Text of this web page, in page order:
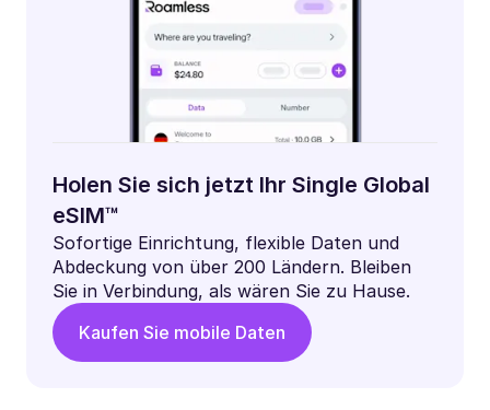
Holen Sie sich jetzt Ihr Single Global
eSIM™
Sofortige Einrichtung, flexible Daten und
Abdeckung von über 200 Ländern. Bleiben
Sie in Verbindung, als wären Sie zu Hause.
Kaufen Sie mobile Daten